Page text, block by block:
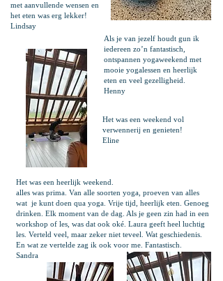
met aanvullende wensen en
het eten was erg lekker!
Lindsay
Als je van jezelf houdt gun ik
iedereen zo’n fantastisch,
ontspannen yogaweekend met
mooie yogalessen en heerlijk
eten en veel gezelligheid.
Henny
Het was een weekend vol
verwennerij en genieten!
Eline
Het was een heerlijk weekend.
alles was prima. Van alle soorten yoga, proeven van alles
wat je kunt doen qua yoga. Vrije tijd, heerlijk eten. Genoeg
drinken. Elk moment van de dag. Als je geen zin had in een
workshop of les, was dat ook oké. Laura geeft heel luchtig
les. Verteld veel, maar zeker niet teveel. Wat geschiedenis.
En wat ze vertelde zag ik ook voor me. Fantastisch.
Sandra